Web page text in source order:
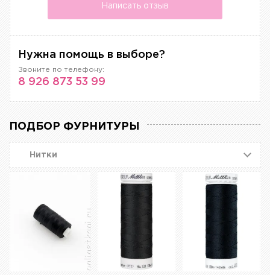
Написать отзыв
Нужна помощь в выборе?
Звоните по телефону:
8 926 873 53 99
ПОДБОР ФУРНИТУРЫ
Нитки